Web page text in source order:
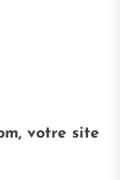
votre site